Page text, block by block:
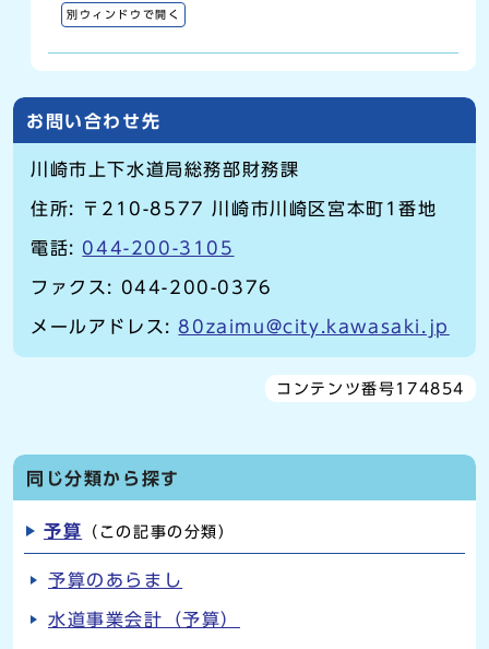
別ウィンドウで開く
お問い合わせ先
川崎市上下水道局総務部財務課
住所: 〒210-8577 川崎市川崎区宮本町1番地
電話: 044-200-3105
ファクス: 044-200-0376
メールアドレス: 80zaimu@city.kawasaki.jp
コンテンツ番号174854
同じ分類から探す
予算 （この記事の分類）
予算のあらまし
水道事業会計（予算）